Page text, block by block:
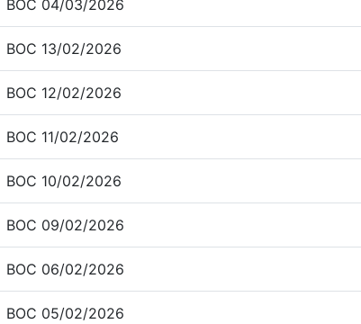
BOC 04/03/2026
BOC 13/02/2026
BOC 12/02/2026
BOC 11/02/2026
BOC 10/02/2026
BOC 09/02/2026
BOC 06/02/2026
BOC 05/02/2026